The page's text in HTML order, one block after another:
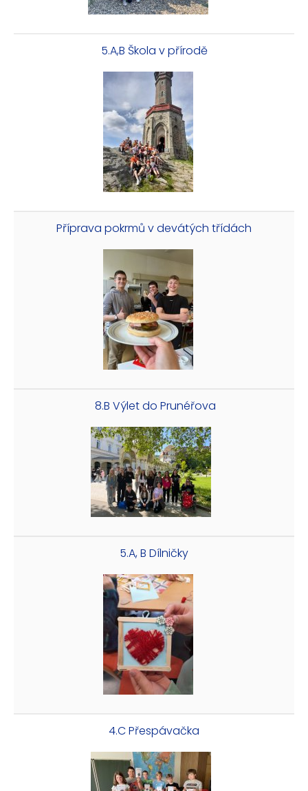
5.A,B Škola v přírodě
Příprava pokrmů v devátých třídách
8.B Výlet do Prunéřova
5.A, B Dílničky
4.C Přespávačka